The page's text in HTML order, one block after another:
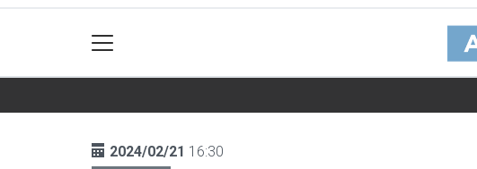
2024/02/21 16:30